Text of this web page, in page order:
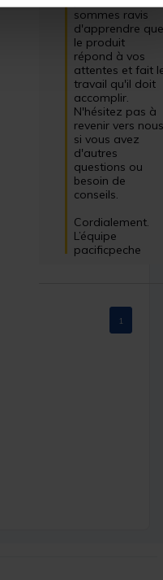
sommes ravis
d'apprendre
le produit
répond à vos
attentes et fait
travail qu'il doit
accomplir.
N'hésitez pas à
revenir vers
si vous avez
d'autres
questions ou
besoin de
conseils.
Cordialement.
L’équipe
pacificpeche
1